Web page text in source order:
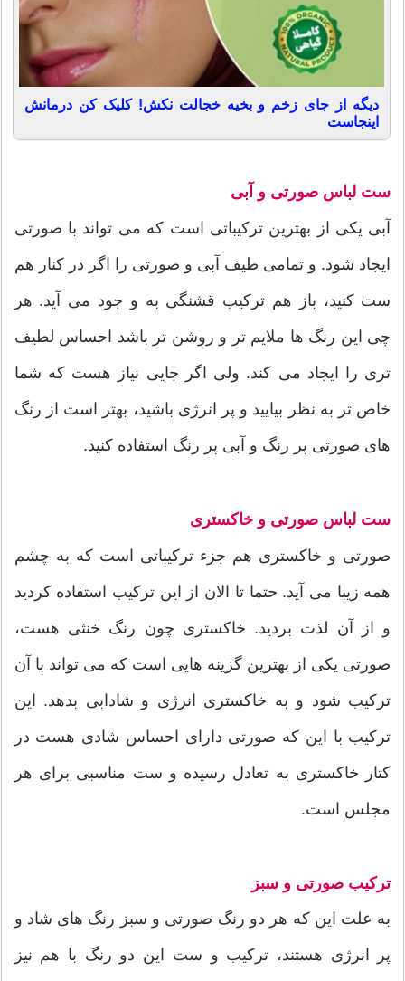
دیگه از جای زخم و بخیه خجالت نکش! کلیک کن درمانش
اینجاست
ست لباس صورتی و آبی
آبی یکی از بهترین ترکیباتی است که می تواند با صورتی
ایجاد شود. و تمامی طیف آبی و صورتی را اگر در کنار هم
ست کنید، باز هم ترکیب قشنگی به و جود می آید. هر
چی این رنگ ها ملایم تر و روشن تر باشد احساس لطیف
تری را ایجاد می کند. ولی اگر جایی نیاز هست که شما
خاص تر به نظر بیایید و پر انرژی باشید، بهتر است از رنگ
های صورتی پر رنگ و آبی پر رنگ استفاده کنید.
ست لباس صورتی و خاکستری
صورتی و خاکستری هم جزء ترکیباتی است که به چشم
همه زیبا می آید. حتما تا الان از این ترکیب استفاده کردید
و از آن لذت بردید. خاکستری چون رنگ خنثی هست،
صورتی یکی از بهترین گزینه هایی است که می تواند با آن
ترکیب شود و به خاکستری انرژی و شادابی بدهد. این
ترکیب با این که صورتی دارای احساس شادی هست در
کتار خاکستری به تعادل رسیده و ست مناسبی برای هر
مجلس است.
ترکیب صورتی و سبز
به علت این که هر دو رنگ صورتی و سبز رنگ های شاد و
پر انرژی هستند، ترکیب و ست این دو رنگ با هم نیز